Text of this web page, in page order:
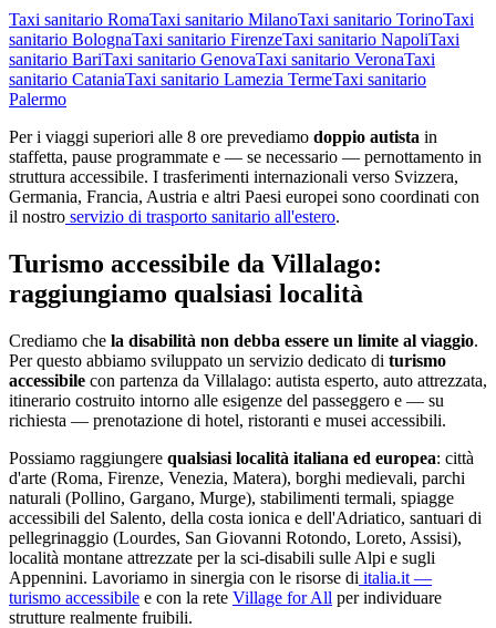
Taxi sanitario RomaTaxi sanitario MilanoTaxi sanitario TorinoTaxi
sanitario BolognaTaxi sanitario FirenzeTaxi sanitario NapoliTaxi
sanitario BariTaxi sanitario GenovaTaxi sanitario VeronaTaxi
sanitario CataniaTaxi sanitario Lamezia TermeTaxi sanitario
Palermo
Per i viaggi superiori alle 8 ore prevediamo doppio autista in
staffetta, pause programmate e — se necessario — pernottamento in
struttura accessibile. I trasferimenti internazionali verso Svizzera,
Germania, Francia, Austria e altri Paesi europei sono coordinati con
il nostro servizio di trasporto sanitario all'estero.
Turismo accessibile da Villalago:
raggiungiamo qualsiasi località
Crediamo che la disabilità non debba essere un limite al viaggio.
Per questo abbiamo sviluppato un servizio dedicato di turismo
accessibile con partenza da Villalago: autista esperto, auto attrezzata,
itinerario costruito intorno alle esigenze del passeggero e — su
richiesta — prenotazione di hotel, ristoranti e musei accessibili.
Possiamo raggiungere qualsiasi località italiana ed europea: città
d'arte (Roma, Firenze, Venezia, Matera), borghi medievali, parchi
naturali (Pollino, Gargano, Murge), stabilimenti termali, spiagge
accessibili del Salento, della costa ionica e dell'Adriatico, santuari di
pellegrinaggio (Lourdes, San Giovanni Rotondo, Loreto, Assisi),
località montane attrezzate per la sci-disabili sulle Alpi e sugli
Appennini. Lavoriamo in sinergia con le risorse di italia.it —
turismo accessibile e con la rete Village for All per individuare
strutture realmente fruibili.